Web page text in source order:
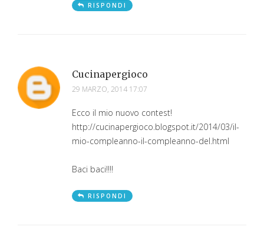
RISPONDI
Cucinapergioco
29 MARZO, 2014 17:07
Ecco il mio nuovo contest!
http://cucinapergioco.blogspot.it/2014/03/il-
mio-compleanno-il-compleanno-del.html
Baci baci!!!!
RISPONDI